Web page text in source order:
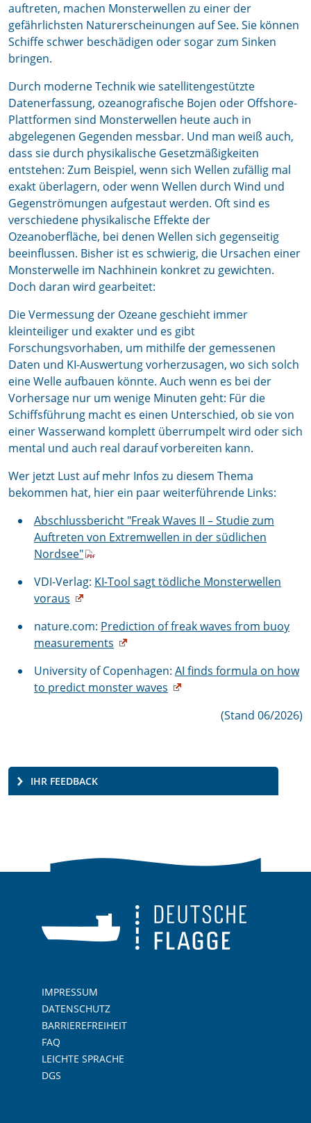
auftreten, machen Monsterwellen zu einer der
gefährlichsten Naturerscheinungen auf See. Sie können
Schiffe schwer beschädigen oder sogar zum Sinken
bringen.
Durch moderne Technik wie satellitengestützte
Datenerfassung, ozeanografische Bojen oder Offshore-
Plattformen sind Monsterwellen heute auch in
abgelegenen Gegenden messbar. Und man weiß auch,
dass sie durch physikalische Gesetzmäßigkeiten
entstehen: Zum Beispiel, wenn sich Wellen zufällig mal
exakt überlagern, oder wenn Wellen durch Wind und
Gegenströmungen aufgestaut werden. Oft sind es
verschiedene physikalische Effekte der
Ozeanoberfläche, bei denen Wellen sich gegenseitig
beeinflussen. Bisher ist es schwierig, die Ursachen einer
Monsterwelle im Nachhinein konkret zu gewichten.
Doch daran wird gearbeitet:
Die Vermessung der Ozeane geschieht immer
kleinteiliger und exakter und es gibt
Forschungsvorhaben, um mithilfe der gemessenen
Daten und KI-Auswertung vorherzusagen, wo sich solch
eine Welle aufbauen könnte. Auch wenn es bei der
Vorhersage nur um wenige Minuten geht: Für die
Schiffsführung macht es einen Unterschied, ob sie von
einer Wasserwand komplett überrumpelt wird oder sich
mental und auch real darauf vorbereiten kann.
Wer jetzt Lust auf mehr Infos zu diesem Thema
bekommen hat, hier ein paar weiterführende Links:
Abschlussbericht "Freak Waves II – Studie zum
Auftreten von Extremwellen in der südlichen
Nordsee"
VDI-Verlag: KI-Tool sagt tödliche Monsterwellen
voraus
nature.com: Prediction of freak waves from buoy
measurements
University of Copenhagen: AI finds formula on how
to predict monster waves
(Stand 06/2026)
IHR FEEDBACK
IMPRESSUM
DATENSCHUTZ
BARRIEREFREIHEIT
FAQ
LEICHTE SPRACHE
DGS